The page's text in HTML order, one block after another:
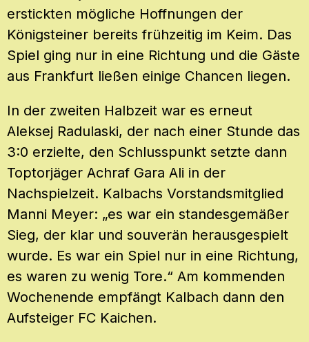
erstickten mögliche Hoffnungen der
Königsteiner bereits frühzeitig im Keim. Das
Spiel ging nur in eine Richtung und die Gäste
aus Frankfurt ließen einige Chancen liegen.
In der zweiten Halbzeit war es erneut
Aleksej Radulaski, der nach einer Stunde das
3:0 erzielte, den Schlusspunkt setzte dann
Toptorjäger Achraf Gara Ali in der
Nachspielzeit. Kalbachs Vorstandsmitglied
Manni Meyer: „es war ein standesgemäßer
Sieg, der klar und souverän herausgespielt
wurde. Es war ein Spiel nur in eine Richtung,
es waren zu wenig Tore.“ Am kommenden
Wochenende empfängt Kalbach dann den
Aufsteiger FC Kaichen.